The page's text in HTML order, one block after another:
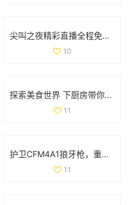
尖叫之夜精彩直播全程免费看，与你共同感受音乐狂欢盛宴
10
探索美食世界 下厨房带你领略烹饪的乐趣与创意
11
护卫CFM4A1狼牙枪，重踏红色警戒与传奇之旅
11